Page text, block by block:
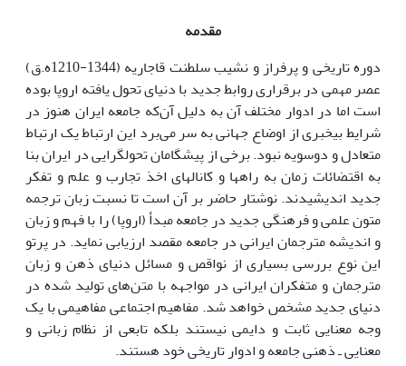
مقدمه
دوره تاریخی و پرفراز و نشیب سلطنت قاجاریه (1344-1210ه.ق)
عصر مهمی در برقراری روابط جدید با دنیای تحول یافته اروپا بوده
است اما در ادوار مختلف آن به دلیل آن‌که جامعه ایران هنوز در
شرایط بی­خبری از اوضاع جهانی به سر می‌برد این ارتباط یک ارتباط
متعادل و دوسویه نبود. برخی از پیشگامان تحول­گرایی در ایران بنا
به اقتضائات زمان به راه­ها و کانال­های اخذ تجارب و علم و تفکر
جدید اندیشیدند. نوشتار حاضر بر آن است تا نسبت زبان ترجمه
متون علمی و فرهنگی جدید در جامعه مبدأ (اروپا) را با فهم و زبان
و اندیشه مترجمان ایرانی در جامعه مقصد ارزیابی نماید. در پرتو
این نوع بررسی بسیاری از نواقص و مسائل دنیای ذهن و زبان
مترجمان و متفکران ایرانی در مواجهه با متن‌های تولید شده در
دنیای جدید مشخص خواهد شد. مفاهیم اجتماعی مفاهیمی با یک
وجه معنایی ثابت و دایمی نیستند بلکه تابعی از نظام زبانی و
معنایی ـ ذهنی جامعه و ادوار تاریخی خود هستند.